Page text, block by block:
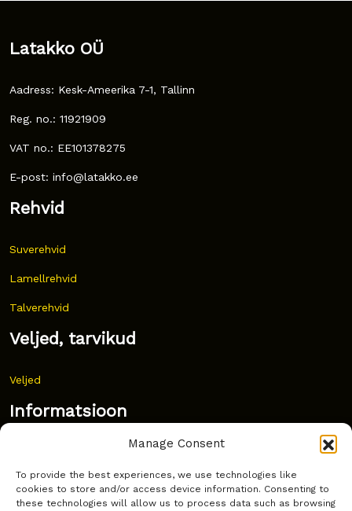
Manage Consent
To provide the best experiences, we use technologies like
cookies to store and/or access device information. Consenting to
these technologies will allow us to process data such as browsing
Latakko OÜ
Aadress: Kesk-Ameerika 7-1, Tallinn
Reg. no.: 11921909
VAT no.: EE101378275
E-post: info@latakko.ee
Rehvid
Suverehvid
Lamellrehvid
Talverehvid
Veljed, tarvikud
Veljed
Informatsioon
Korduma kippuvad küsimused